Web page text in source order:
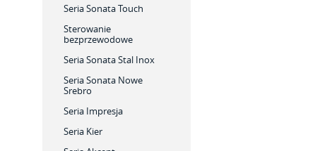
Seria Sonata Touch
Sterowanie
bezprzewodowe
Seria Sonata Stal Inox
Seria Sonata Nowe
Srebro
Seria Impresja
Seria Kier